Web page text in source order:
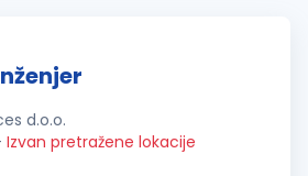
d.o.o.
Izvan pretražene lokacije